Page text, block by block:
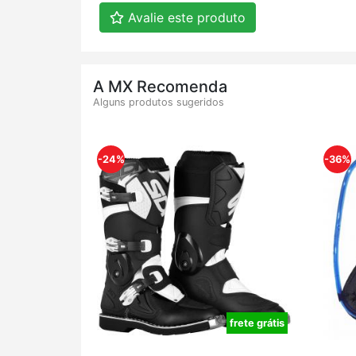
Avalie este produto
A MX Recomenda
Alguns produtos sugeridos
-24%
frete grátis
-36%